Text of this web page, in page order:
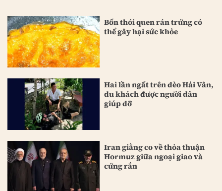
Bốn thói quen rán trứng có
thể gây hại sức khỏe
Hai lần ngất trên đèo Hải Vân,
du khách được người dân
giúp đỡ
Iran giằng co về thỏa thuận
Hormuz giữa ngoại giao và
cứng rắn